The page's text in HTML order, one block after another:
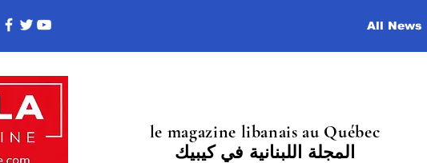
All News
le magazine libanais au Québec
المجلة اللبنانية في كيبيك